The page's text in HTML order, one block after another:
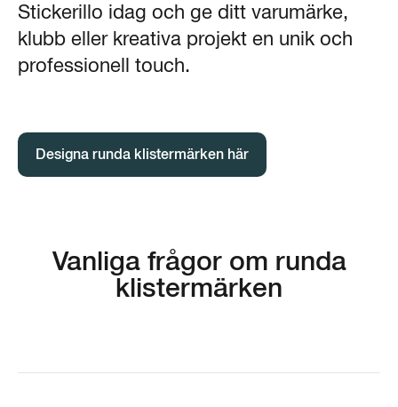
Stickerillo idag och ge ditt varumärke,
klubb eller kreativa projekt en unik och
professionell touch.
Designa runda klistermärken här
Vanliga frågor om runda
klistermärken